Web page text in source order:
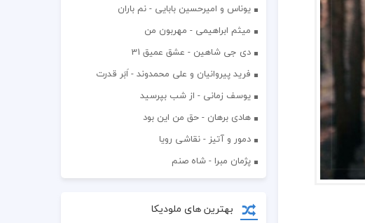
یوناس و امیرحسین بابایی - نم باران
میثم ابراهیمی - مهربون من
دی جی شاهین - عشق عمیق 31
فرید پیروانیان و علی محمدوند - اَبَر قدرت
یوسف زمانی - از شب بپرسید
هادی برهان - حق من این بود
دمور و آتیز - نقاشی رویا
پژمان مبرا - شاه صنم
بهترین های ملودیکا